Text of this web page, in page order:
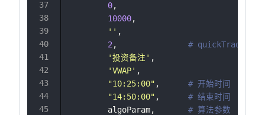
0,
10000,
'' ,
2 , # quickTrade
'投资备注 ' ,
'VWAP' ,
"10:25:00" , # 开始时间
"14:50:00" , # 结束时间
        algoParam,
# 算法参数